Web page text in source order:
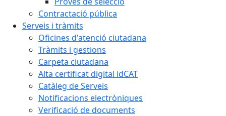
Contractació pública
Serveis i tràmits
Oficines d'atenció ciutadana
Tràmits i gestions
Carpeta ciutadana
Alta certificat digital idCAT
Catàleg de Serveis
Notificacions electròniques
Verificació de documents